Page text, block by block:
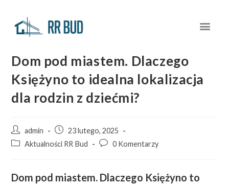
Dom pod miastem. Dlaczego
Księżyno to idealna lokalizacja
dla rodzin z dziećmi?
admin
23 lutego, 2025
Aktualności RR Bud
0 Komentarzy
Dom pod miastem. Dlaczego Księżyno to